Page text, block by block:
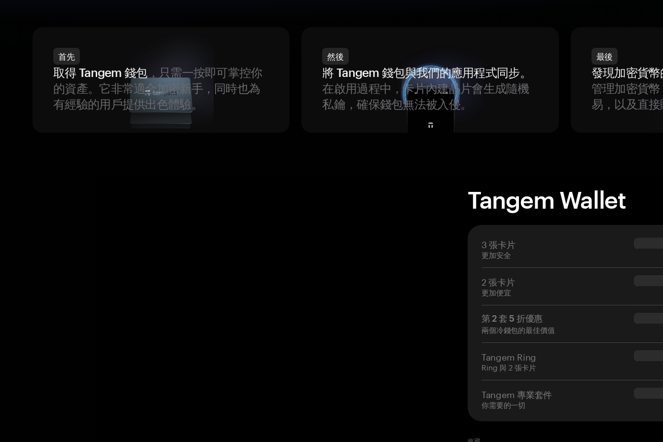
首先
取得 Tangem 錢包，只需一按即可掌控你
的資產。它非常適合加密新手，同時也為
有經驗的用戶提供出色體驗。
然後
將 Tangem 錢包與我們的應用程式同步。
在啟用過程中，卡片內建晶片會生成隨機
私鑰，確保錢包無法被入侵。
最後
發現加密貨
管理加密貨
易，以及直
Tangem Wallet
3 張卡片
更加安全
$69.90
2 張卡片
更加便宜
$54.90
第 2 套 5 折優惠
兩個冷錢包的最佳價值
$34.95
Tangem Ring
Ring 與 2 張卡片
Tangem 專業套件
你需要的一切